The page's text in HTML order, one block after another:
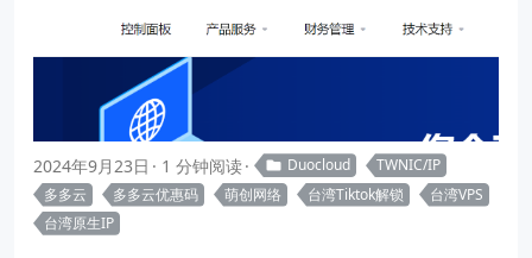
2024年9月23日 1 分钟阅读 Duocloud
TWNIC/IP
多多云
多多云优惠码 萌创网络 台湾Tiktok解锁
台湾VPS
台湾原生IP